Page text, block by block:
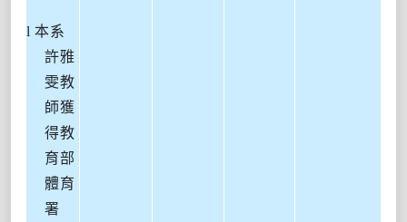
l 本系
許雅
雯教
師獲
得教
育部
體育
署